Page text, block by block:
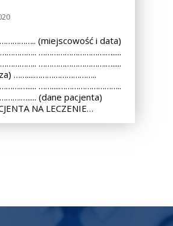
(miejscowość i data)
………………………….….....
………………………….….....
……....………………………..
……....………………………..
(dane pacjenta)
NA LECZENIE…